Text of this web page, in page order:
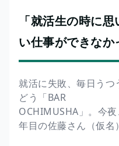
「就活生の時に
い仕事ができな
就活に失敗、毎日うつ
どう「BAR
OCHIMUSHA」。今
年目の佐藤さん（仮名